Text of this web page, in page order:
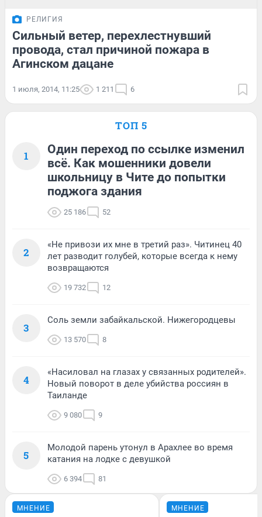
РЕЛИГИЯ
Сильный ветер, перехлестнувший
провода, стал причиной пожара в
Агинском дацане
1 июля, 2014, 11:25 1 211 6
ТОП 5
1
Один переход по ссылке изменил
всё. Как мошенники довели
школьницу в Чите до попытки
поджога здания
25 186 52
2
«Не привози их мне в третий раз». Читинец 40
лет разводит голубей, которые всегда к нему
возвращаются
19 732 12
3
Соль земли забайкальской. Нижегородцевы
13 570 8
4
«Насиловал на глазах у связанных родителей».
Новый поворот в деле убийства россиян в
Таиланде
9 080 9
5
Молодой парень утонул в Арахлее во время
катания на лодке с девушкой
6 394 81
МНЕНИЕ МНЕНИЕ